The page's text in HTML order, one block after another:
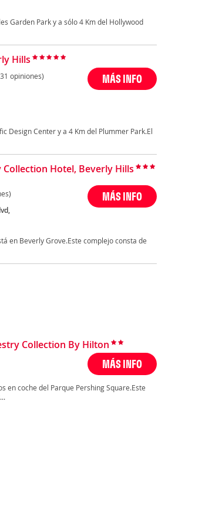
Garden Park y a sólo 4 Km del Hollywood
Hills
opiniones) MÁS INFO
Design Center y a 4 Km del Plummer Park.El
Hotel, Beverly Hills
MÁS INFO
en Beverly Grove.Este complejo consta de
Collection By Hilton
MÁS INFO
en coche del Parque Pershing Square.Este